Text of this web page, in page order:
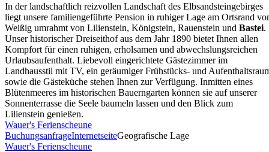
In der landschaftlich reizvollen Landschaft des Elbsandsteingebirges
liegt unsere familiengeführte Pension in ruhiger Lage am Ortsrand
Weißig umrahmt von Lilienstein, Königstein, Rauenstein und Bastei.
Unser historischer Dreiseithof aus dem Jahr 1890 bietet Ihnen allen
Kompfort für einen ruhigen, erholsamen und abwechslungsreichen
Urlaubsaufenthalt. Liebevoll eingerichtete Gästezimmer im
Landhausstil mit TV, ein geräumiger Frühstücks- und
sowie die Gästeküche stehen Ihnen zur Verfügung. Inmitten eines
Blütenmeeres im historischen Bauerngarten können sie auf unserer
Sonnenterrasse die Seele baumeln lassen und den Blick zum
Lilienstein genießen.
Wauer's Ferienscheune
BuchungsanfrageInternetseiteGeografische Lage
Wauer's Ferienscheune